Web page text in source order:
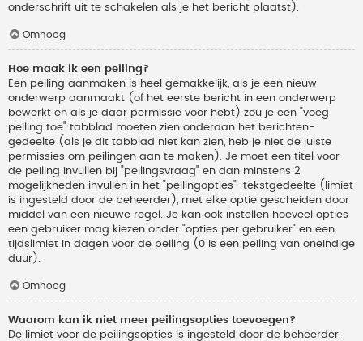
onderschrift uit te schakelen als je het bericht plaatst).
Omhoog
Hoe maak ik een peiling?
Een peiling aanmaken is heel gemakkelijk, als je een nieuw
onderwerp aanmaakt (of het eerste bericht in een onderwerp
bewerkt en als je daar permissie voor hebt) zou je een "voeg
peiling toe" tabblad moeten zien onderaan het berichten-
gedeelte (als je dit tabblad niet kan zien, heb je niet de juiste
permissies om peilingen aan te maken). Je moet een titel voor
de peiling invullen bij "peilingsvraag" en dan minstens 2
mogelijkheden invullen in het "peilingopties"-tekstgedeelte (limiet
is ingesteld door de beheerder), met elke optie gescheiden door
middel van een nieuwe regel. Je kan ook instellen hoeveel opties
een gebruiker mag kiezen onder "opties per gebruiker" en een
tijdslimiet in dagen voor de peiling (0 is een peiling van oneindige
duur).
Omhoog
Waarom kan ik niet meer peilingsopties toevoegen?
De limiet voor de peilingsopties is ingesteld door de beheerder.